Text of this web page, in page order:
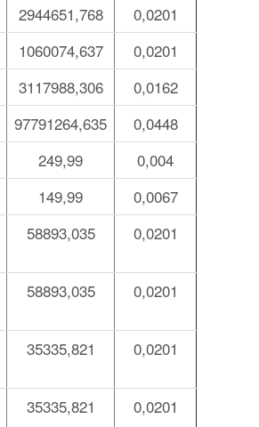
2944651,768
0,0201
1060074,637
0,0201
3117988,306
0,0162
97791264,635
0,0448
249,99
0,004
149,99
0,0067
58893,035 0,0201
58893,035 0,0201
35335,821 0,0201
35335,821 0,0201